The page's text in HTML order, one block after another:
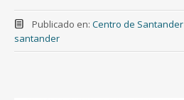
Publicado en: Centro de Santander
santander